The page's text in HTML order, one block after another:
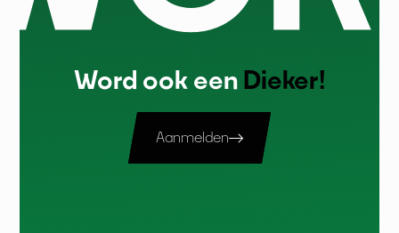
Word ook een Dieker!
Aanmelden